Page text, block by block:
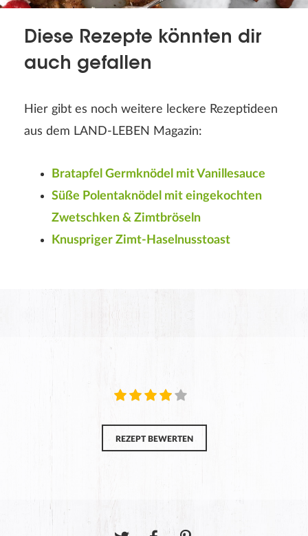
Diese Rezepte könnten dir
auch gefallen
Hier gibt es noch weitere leckere Rezeptideen
aus dem LAND-LEBEN Magazin:
Bratapfel Germknödel mit Vanillesauce
Süße Polentaknödel mit eingekochten
Zwetschken & Zimtbröseln
Knuspriger Zimt-Haselnusstoast
REZEPT BEWERTEN